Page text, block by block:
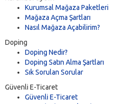
Kurumsal Mağaza Paketleri
Mağaza Açma Şartları
Nasıl Mağaza Açabilirim?
Doping
Doping Nedir?
Doping Satın Alma Şartları
Sık Sorulan Sorular
Güvenli E-Ticaret
Güvenli E-Ticaret